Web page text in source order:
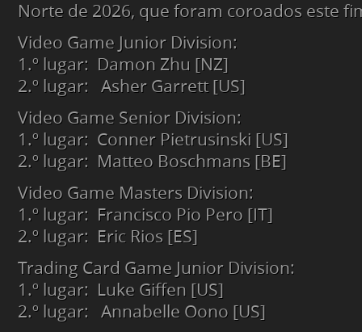
Norte de 2026, que foram coroados este
Video Game Junior Division:
1.º lugar: Damon Zhu [NZ]
2.º lugar: Asher Garrett [US]
Video Game Senior Division:
1.º lugar: Conner Pietrusinski [US]
2.º lugar: Matteo Boschmans [BE]
Video Game Masters Division:
1.º lugar: Francisco Pio Pero [IT]
2.º lugar: Eric Rios [ES]
Trading Card Game Junior Division:
1.º lugar: Luke Giffen [US]
2.º lugar: Annabelle Oono [US]